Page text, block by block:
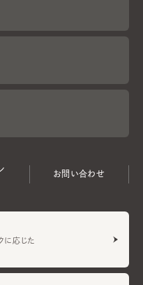
お問い合わせ
に応じた